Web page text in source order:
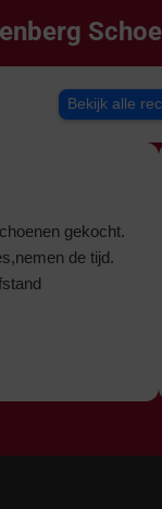
Bekijk alle
gekocht.
de tijd.